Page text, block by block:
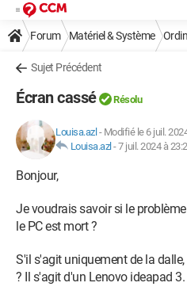
Forum Matériel & Système
Sujet Précédent
Écran cassé Résolu
Louisa.azl - Modifié le 6 juil.
Louisa.azl -7 juil. 2024 à
Bonjour,
Je voudrais savoir si le
le PC est mort ?
S'il s'agit uniquement de la
? Il s'agit d'un Lenovo ideapad 3.